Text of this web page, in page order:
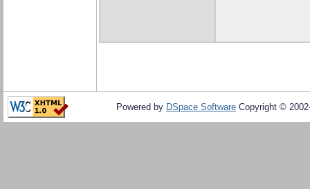
Powered by DSpace Software Copyright ©